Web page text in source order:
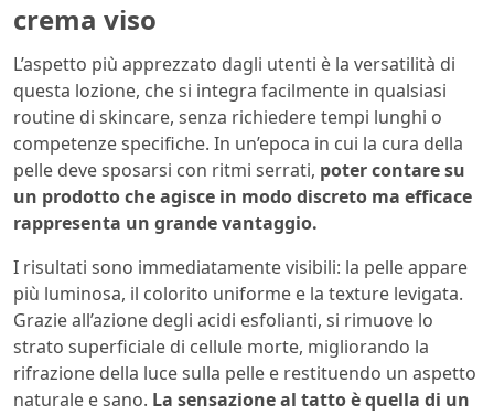
crema viso
L’aspetto più apprezzato dagli utenti è la versatilità di
questa lozione, che si integra facilmente in qualsiasi
routine di skincare, senza richiedere tempi lunghi o
competenze specifiche. In un’epoca in cui la cura della
pelle deve sposarsi con ritmi serrati, poter contare su
un prodotto che agisce in modo discreto ma efficace
rappresenta un grande vantaggio.
I risultati sono immediatamente visibili: la pelle appare
più luminosa, il colorito uniforme e la texture levigata.
Grazie all’azione degli acidi esfolianti, si rimuove lo
strato superficiale di cellule morte, migliorando la
rifrazione della luce sulla pelle e restituendo un aspetto
naturale e sano. La sensazione al tatto è quella di un